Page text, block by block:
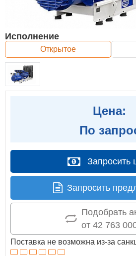
Исполнение
Открытое
Цена:
По
Запросить
Запросить
Подобрать
от 42 763
Поставка не возможна из-за